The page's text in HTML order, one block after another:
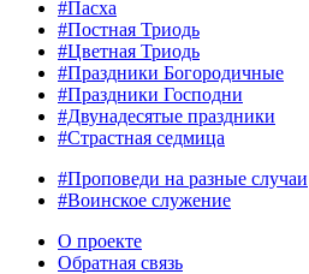
#Пасха
#Постная Триодь
#Цветная Триодь
#Праздники Богородичные
#Праздники Господни
#Двунадесятые праздники
#Страстная седмица
#Проповеди на разные случаи
#Воинское служение
О проекте
Обратная связь